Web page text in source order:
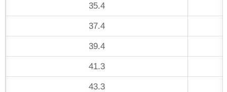
35.4
37.4
39.4
41.3
43.3